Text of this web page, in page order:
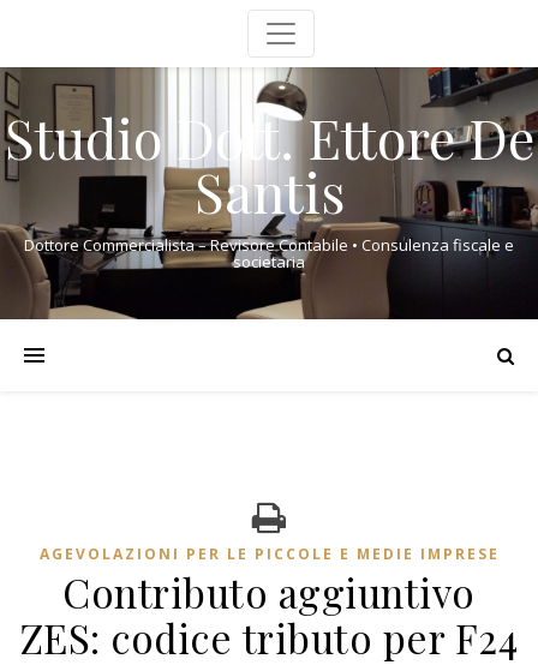
Studio Dott. Ettore De
Santis
Dottore Commercialista – Revisore Contabile • Consulenza fiscale e
societaria
AGEVOLAZIONI PER LE PICCOLE E MEDIE IMPRESE
Contributo aggiuntivo
ZES: codice tributo per F24